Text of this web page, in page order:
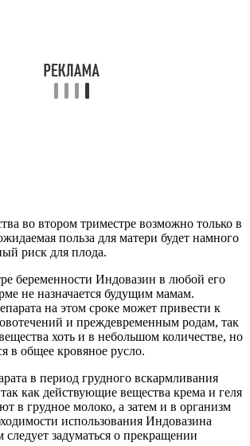
во втором триместре возможно только в
польза для матери будет намного
риск для плода.
беременности Индовазин в любой его
не назначается будущим мамам.
на этом сроке может привести к
и преждевременным родам, так
хоть и в небольшом количестве, но
в общее кровяное русло.
в период грудного вскармливания
как действующие вещества крема и геля
в грудное молоко, а затем и в организм
использования Индовазина
задуматься о прекращении